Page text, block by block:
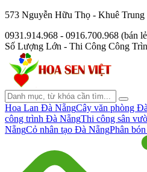
573 Nguyễn Hữu Thọ - Khuê
0931.914.968 - 0916.700.968 (bán
Số Lượng Lớn - Thi Công Công
Hoa Lan Đà NẵngCây văn phòng
công trình Đà NẵngThi công sân
NẵngCỏ nhân tạo Đà NẵngPhân